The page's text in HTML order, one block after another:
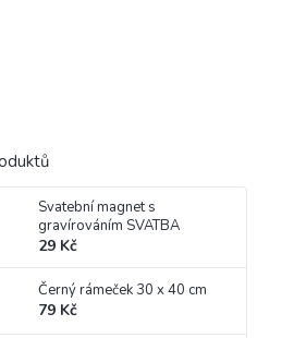
Svatební magnet s
gravírováním SVATBA
29 Kč
Černý rámeček 30 x 40 cm
79 Kč